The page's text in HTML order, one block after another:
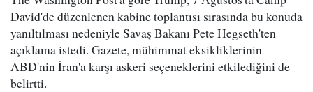
David'de düzenlenen kabine toplantısı sırasında bu konuda
yanıltılması nedeniyle Savaş Bakanı Pete Hegseth'ten
açıklama istedi. Gazete, mühimmat eksikliklerinin
ABD'nin İran'a karşı askeri seçeneklerini etkilediğini de
belirtti.